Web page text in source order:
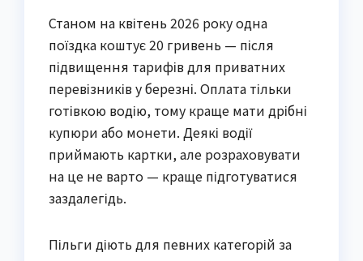
Станом на квітень 2026 року одна
поїздка коштує 20 гривень — після
підвищення тарифів для приватних
перевізників у березні. Оплата тільки
готівкою водію, тому краще мати дрібні
купюри або монети. Деякі водії
приймають картки, але розраховувати
на це не варто — краще підготуватися
заздалегідь.
Пільги діють для певних категорій за